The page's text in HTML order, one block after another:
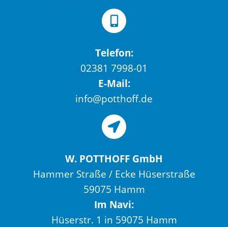
Telefon:
02381 7998-01
E-Mail:
info@potthoff.de
W. POTTHOFF GmbH
Hammer Straße / Ecke Hüserstraße
59075 Hamm
Im Navi:
Hüserstr. 1 in 59075 Hamm